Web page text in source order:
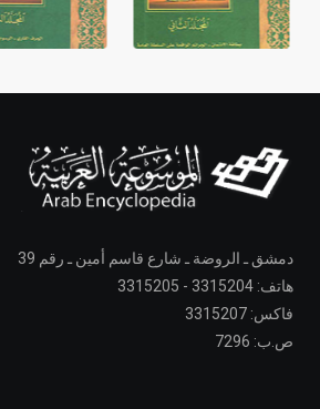
دمشق ـ الروضة ـ شارع قاسم أمين ـ رقم 39
هاتف: 3315204 - 3315205
فاكس: 3315207
ص.ب: 7296